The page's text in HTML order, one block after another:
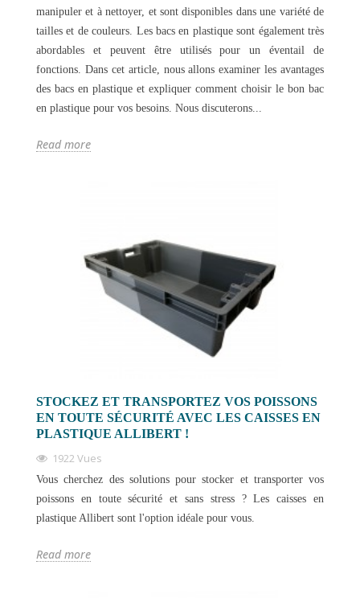
manipuler et à nettoyer, et sont disponibles dans une variété de
tailles et de couleurs. Les bacs en plastique sont également très
abordables et peuvent être utilisés pour un éventail de
fonctions. Dans cet article, nous allons examiner les avantages
des bacs en plastique et expliquer comment choisir le bon bac
en plastique pour vos besoins. Nous discuterons...
Read more
STOCKEZ ET TRANSPORTEZ VOS POISSONS
EN TOUTE SÉCURITÉ AVEC LES CAISSES EN
PLASTIQUE ALLIBERT !
1922 Vues
Vous cherchez des solutions pour stocker et transporter vos
poissons en toute sécurité et sans stress ? Les caisses en
plastique Allibert sont l'option idéale pour vous.
Read more